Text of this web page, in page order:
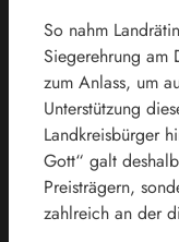
So nahm
Siegerehrung am
zum Anlass, um
Unterstützung
Landkreisbürger
Gott“ galt
Preisträgern,
zahlreich an der